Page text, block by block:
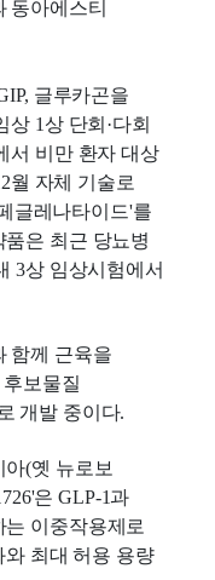
동아에스티
글루카곤을
1상 단회·다회
서 비만 환자 대상
월 자체 기술로
글레나타이드'를
은 최근 당뇨병
3상 임상시험에서
함께 근육을
보물질
개발 중이다.
(옛 뉴로보
은 GLP-1과
이중작용제로
와 최대 허용 용량